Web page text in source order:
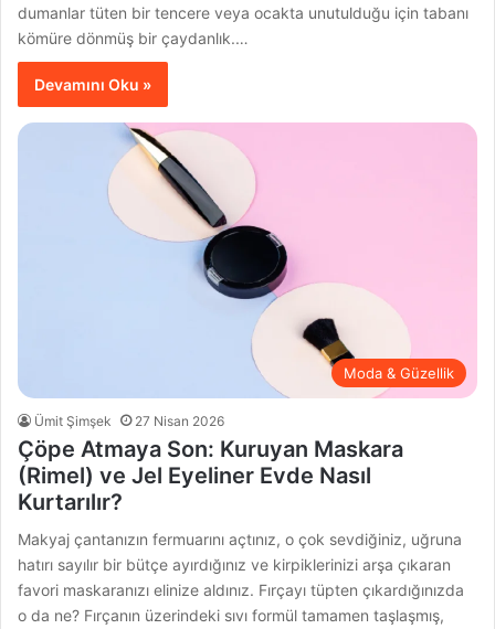
dumanlar tüten bir tencere veya ocakta unutulduğu için tabanı
kömüre dönmüş bir çaydanlık.…
Devamını Oku »
Moda & Güzellik
Ümit Şimşek 27 Nisan 2026
Çöpe Atmaya Son: Kuruyan Maskara
(Rimel) ve Jel Eyeliner Evde Nasıl
Kurtarılır?
Makyaj çantanızın fermuarını açtınız, o çok sevdiğiniz, uğruna
hatırı sayılır bir bütçe ayırdığınız ve kirpiklerinizi arşa çıkaran
favori maskaranızı elinize aldınız. Fırçayı tüpten çıkardığınızda
o da ne? Fırçanın üzerindeki sıvı formül tamamen taşlaşmış,